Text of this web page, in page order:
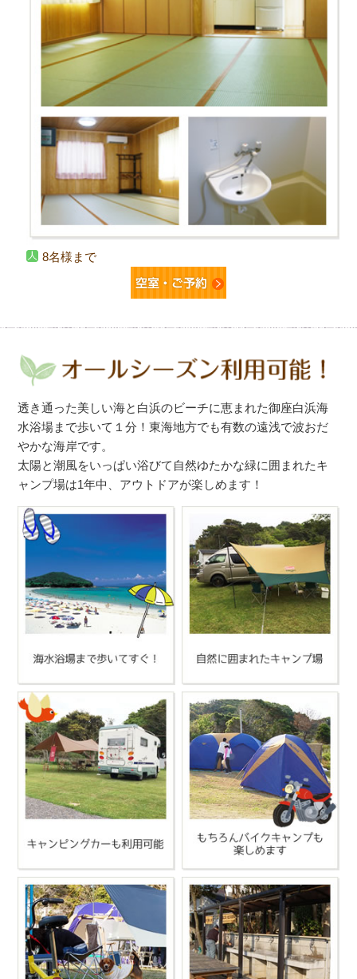
8名様まで
透き通った美しい海と白浜のビーチに恵まれた御座白浜海
水浴場まで歩いて１分！東海地方でも有数の遠浅で波おだ
やかな海岸です。
太陽と潮風をいっぱい浴びて自然ゆたかな緑に囲まれたキ
ャンプ場は1年中、アウトドアが楽しめます！